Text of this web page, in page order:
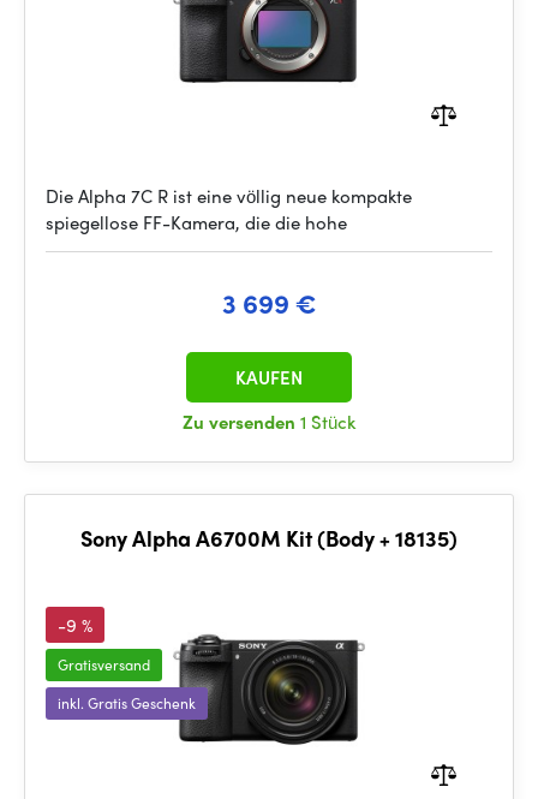
Die Alpha 7C R ist eine völlig neue kompakte
spiegellose FF-Kamera, die die hohe
3 699 €
Zu versenden 1 Stück
KAUFEN
Sony Alpha A6700M Kit (Body + 18135)
-9 %
Gratisversand
inkl. Gratis Geschenk